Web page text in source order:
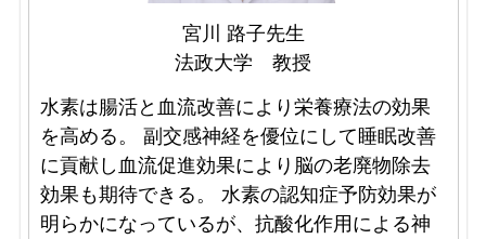
宮川 路子先生
法政大学 教授
水素は腸活と血流改善により栄養療法の効果
を高める。 副交感神経を優位にして睡眠改善
に貢献し血流促進効果により脳の老廃物除去
効果も期待できる。 水素の認知症予防効果が
明らかになっているが、抗酸化作用による神